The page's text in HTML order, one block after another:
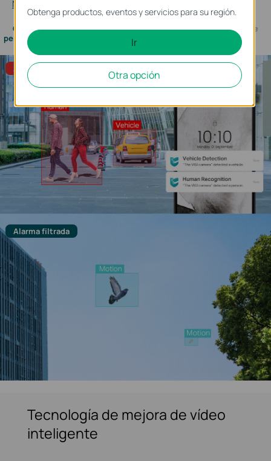
Más información sobre la tecnología VIGI AI >>
Clasificación de
personas y vehículos
Sólo clasificación de
personas
Sólo clasificación de
Alarma activada
Alarma filtrada
Tecnología de mejora de vídeo
inteligente
Obtenga productos, eventos y servicios para su región.
Ir
Otra opción